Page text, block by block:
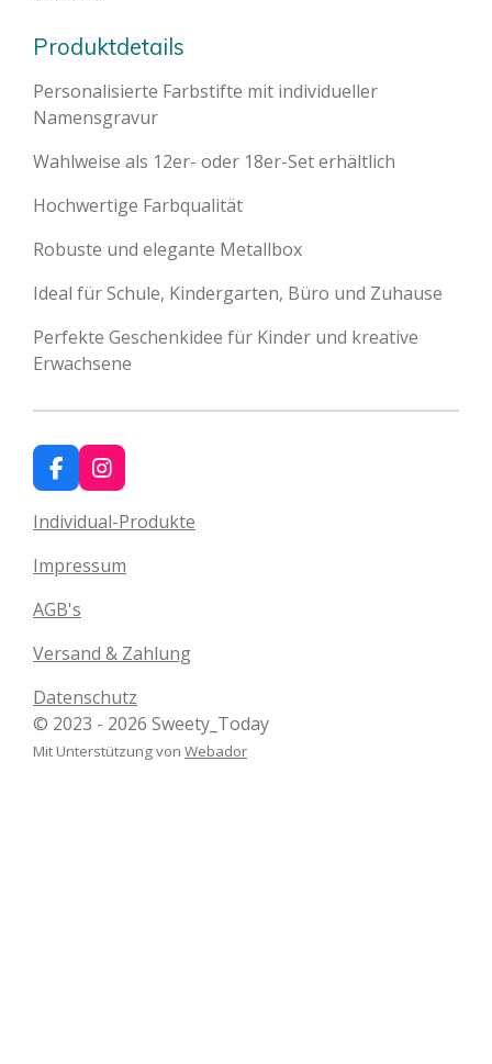
Produktdetails
Personalisierte Farbstifte mit individueller
Namensgravur
Wahlweise als 12er- oder 18er-Set erhältlich
Hochwertige Farbqualität
Robuste und elegante Metallbox
Ideal für Schule, Kindergarten, Büro und Zuhause
Perfekte Geschenkidee für Kinder und kreative
Erwachsene
F
a
c
e
b
o
o
k
I
n
s
t
a
g
m
Individual-Produkte
Impressum
AGB's
Versand & Zahlung
Datenschutz
© 2023 - 2026 Sweety_Today
Mit Unterstützung von Webador